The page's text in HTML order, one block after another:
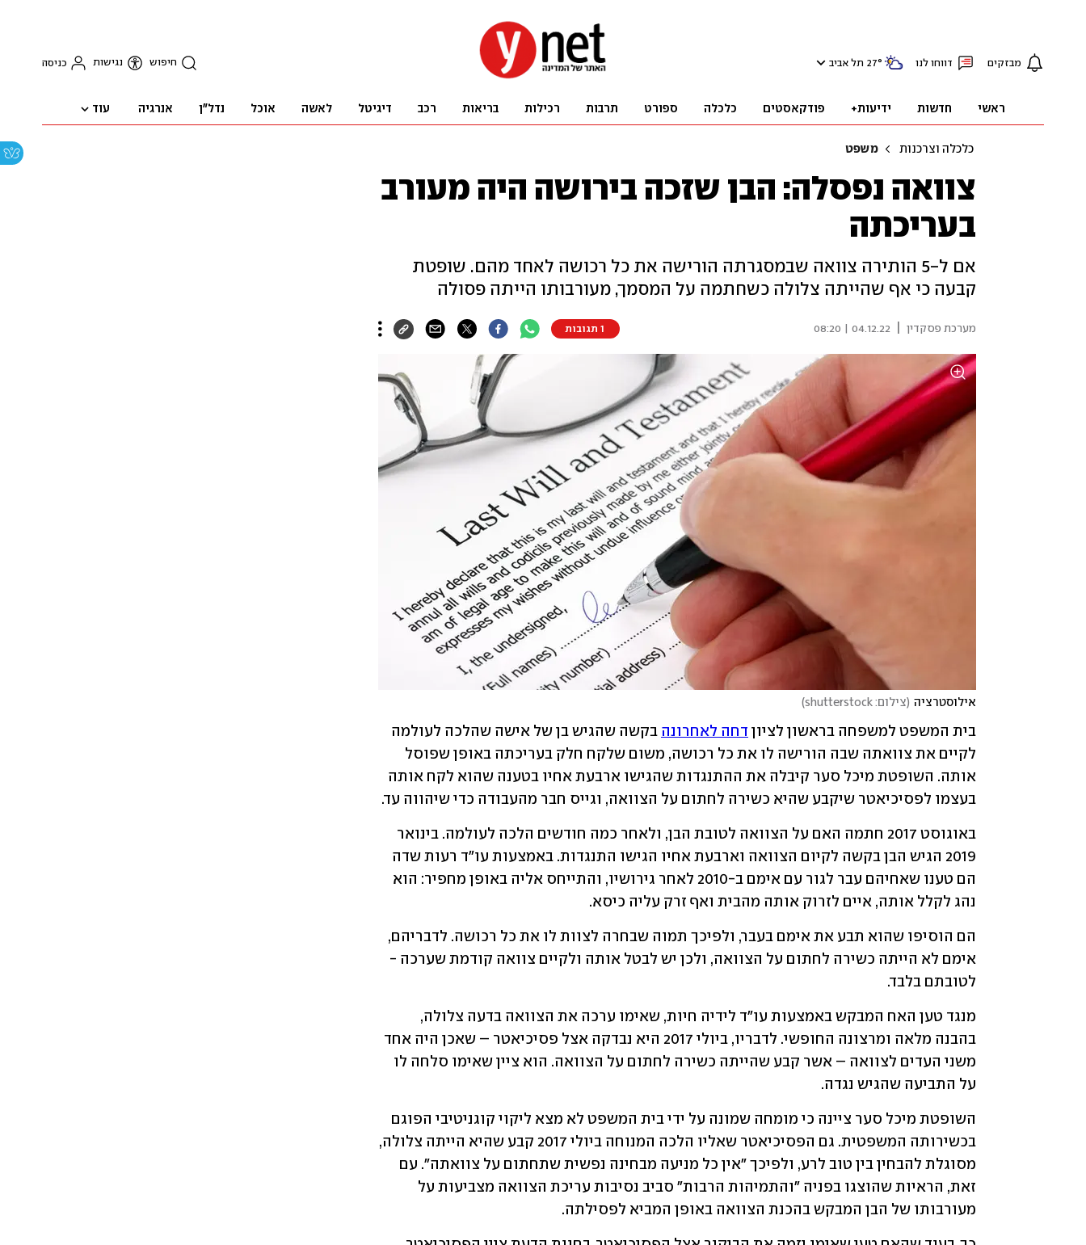
מבזקים דווחו לנו 27° תל אביב חיפוש נגישות כניסה
ראשי חדשות ידיעות+ פודקאסטים כלכלה ספורט תרבות רכילות בריאות רכב דיגיטל לאשה אוכל נדל"ן אנרגיה עוד
כלכלה וצרכנות משפט
צוואה נפסלה: הבן שזכה בירושה היה מעורב
בעריכתה
אם ל-5 הותירה צוואה שבמסגרתה הורישה את כל רכושה לאחד מהם. שופטת
קבעה כי אף שהייתה צלולה כשחתמה על המסמך, מעורבותו הייתה פסולה
מערכת פסקדין 04.12.22 | 08:20 1 תגובות
אילוסטרציה (צילום: shutterstock )
בית המשפט למשפחה בראשון לציון דחה לאחרונה
בעצמו לפסיכיאטר שיקבע שהיא כשירה לחתום על הצוואה, וגייס חבר מהעבודה כדי שיהווה עד.
נהג לקלל אותה, איים לזרוק אותה מהבית ואף זרק עליה כיסא.
לטובתם בלבד.
על התביעה שהגיש נגדה.
מעורבותו של הבן המבקש בהכנת הצוואה באופן המביא לפסילתה.